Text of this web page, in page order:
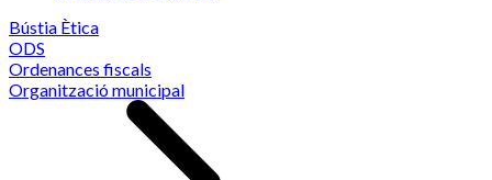
Bústia Ètica
ODS
Ordenances fiscals
Organització municipal